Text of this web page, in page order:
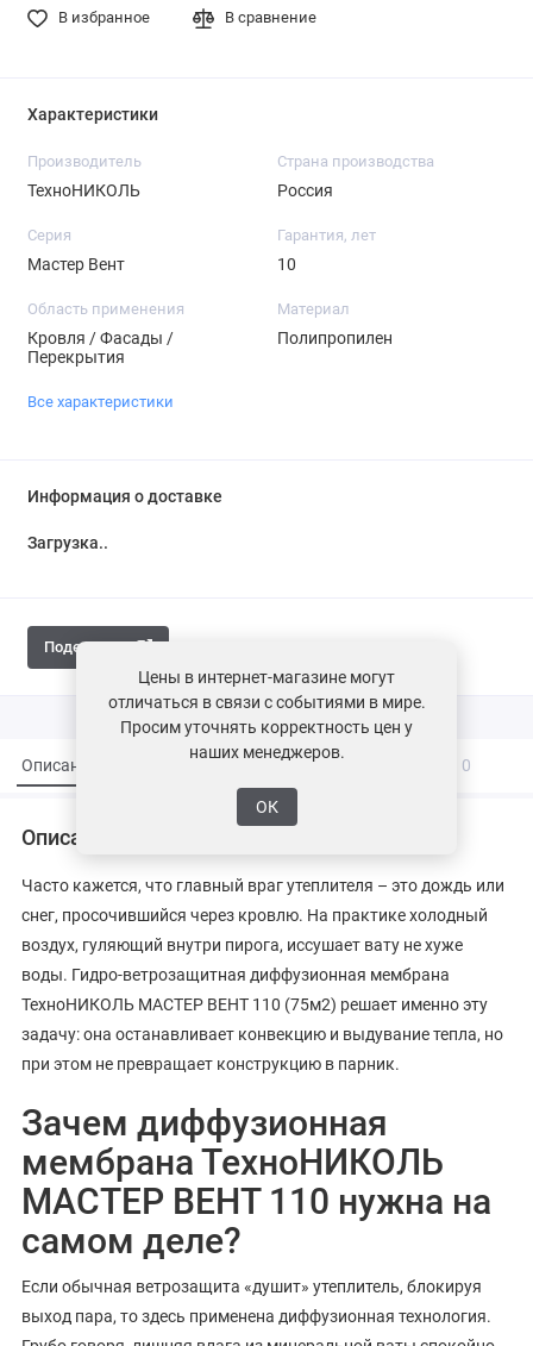
В избранное В сравнение
Характеристики
Производитель
ТехноНИКОЛЬ
Страна производства
Россия
Серия
Мастер Вент
Гарантия, лет
10
Область применения
Кровля / Фасады /
Перекрытия
Материал
Полипропилен
Все характеристики
Информация о доставке
Загрузка...
Поделиться
Описание Вопросы и ответы 0
Описание
Часто кажется, что главный враг утеплителя – это дождь или
снег, просочившийся через кровлю. На практике холодный
воздух, гуляющий внутри пирога, иссушает вату не хуже
воды. Гидро-ветрозащитная диффузионная мембрана
ТехноНИКОЛЬ МАСТЕР ВЕНТ 110 (75м2) решает именно эту
задачу: она останавливает конвекцию и выдувание тепла, но
при этом не превращает конструкцию в парник.
Зачем диффузионная
мембрана ТехноНИКОЛЬ
МАСТЕР ВЕНТ 110 нужна на
самом деле?
Если обычная ветрозащита «душит» утеплитель, блокируя
выход пара, то здесь применена диффузионная технология.
Цены в интернет-магазине могут
отличаться в связи с событиями в мире.
Просим уточнять корректность цен у
наших менеджеров.
ОК